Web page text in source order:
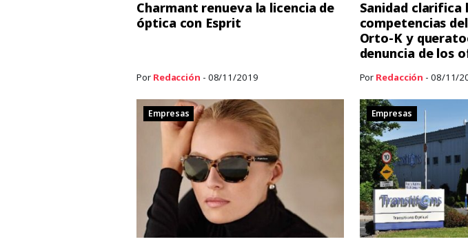
Charmant renueva la licencia de
óptica con Esprit
Por Redacción - 08/11/2019
Sanidad clarifica
competencias
Orto-K y
denuncia de los
Por Redacción - 08/11/
Empresas Empresas